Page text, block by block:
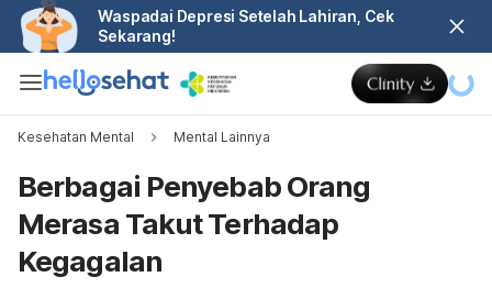
Waspadai Depresi Setelah Lahiran, Cek
Sekarang!
Kesehatan Mental Mental Lainnya
Berbagai Penyebab Orang
Merasa Takut Terhadap
Kegagalan